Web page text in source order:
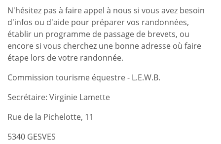
N'hésitez pas à faire appel à nous si vous avez besoin
d'infos ou d'aide pour préparer vos randonnées,
établir un programme de passage de brevets, ou
encore si vous cherchez une bonne adresse où faire
étape lors de votre randonnée.
Commission tourisme équestre - L.E.W.B.
Secrétaire: Virginie Lamette
Rue de la Pichelotte, 11
5340 GESVES